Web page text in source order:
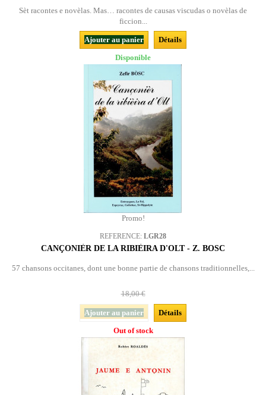
Sèt racontes e novèlas. Mas… racontes de causas viscudas o novèlas de
ficcion...
Ajouter au panier
Détails
Disponible
Promo!
REFERENCE: LGR28
CANÇONIÈR DE LA RIBIÈIRA D'OLT - Z. BOSC
57 chansons occitanes, dont une bonne partie de chansons traditionnelles,...
18,00 €
Ajouter au panier
Détails
Out of stock